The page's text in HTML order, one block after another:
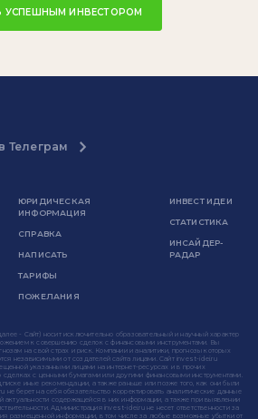
УСПЕШНЫМ ИНВЕСТОРОМ
Телеграм
ЮРИДИЧЕСКАЯ
ИНФОРМАЦИЯ
СПРАВКА
НАПИСАТЬ
ТАРИФЫ
ПОЖЕЛАНИЯ
ИНВЕСТ ИДЕИ
СТАТИСТИКА
ИНСАЙДЕР-
РАДАР
- Сайт) носит исключительно образовательный и научный характер
к совершению сделок с финансовыми инструментами. Вы
на свой страх и риск. Компании и аналитики, прогнозы которых
независимыми от создателей сайта лицами. Сайт invest-idei.ru
указанными лицами на интернет-ресурсах и в прочих
сделках с ценными бумагами или другими финансовыми инструментами.
иные рекомендации, а также раньше или позже того, как они были
не берет на себя обязательство корректировать аналитические данные
актуальности содержащейся в них информации, а также при выявлении
Администрация invest-idei.ru не несет ответственности за
размещенной информации, в том числе за любые возможные убытки от